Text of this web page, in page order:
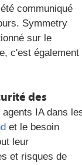
communiqué
Symmetry
sur le
c'est également
des
IA dans
et le besoin
leur
et risques de